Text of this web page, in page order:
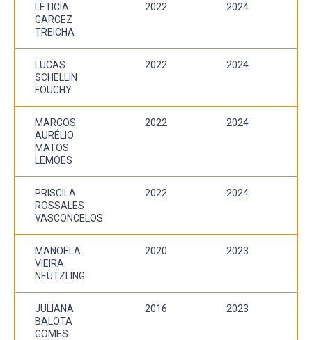
LETICIA
GARCEZ
TREICHA
2022 2024
LUCAS
SCHELLIN
FOUCHY
2022 2024
MARCOS
AURÉLIO
MATOS
LEMÕES
2022 2024
PRISCILA
ROSSALES
VASCONCELOS
2022 2024
MANOELA
VIEIRA
NEUTZLING
2020 2023
JULIANA
BALOTA
GOMES
2016 2023